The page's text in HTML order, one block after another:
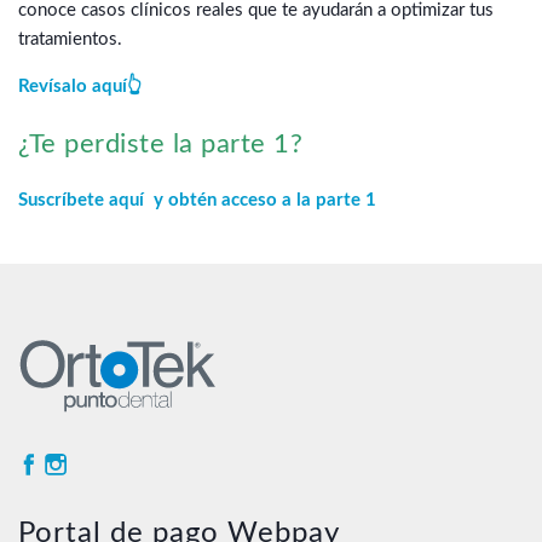
conoce casos clínicos reales que te ayudarán a optimizar tus
tratamientos.
Revísalo aquí👆
¿Te perdiste la parte 1?
Suscríbete aquí y obtén acceso a la parte 1
Portal de pago Webpay